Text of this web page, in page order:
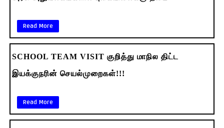
Read More
SCHOOL TEAM VISIT குறித்து மாநில திட்ட
இயக்குநரின் செயல்முறைகள்!!!
Read More